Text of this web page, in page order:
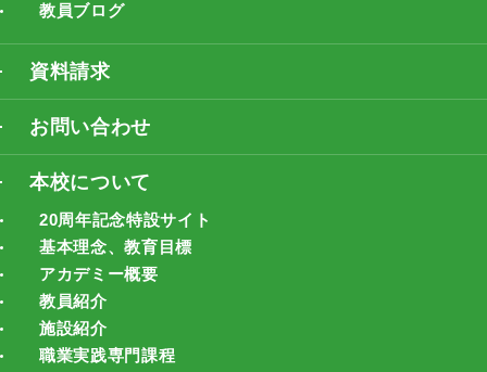
教員ブログ
資料請求
お問い合わせ
本校について
20周年記念特設サイト
基本理念、教育目標
アカデミー概要
教員紹介
施設紹介
職業実践専門課程